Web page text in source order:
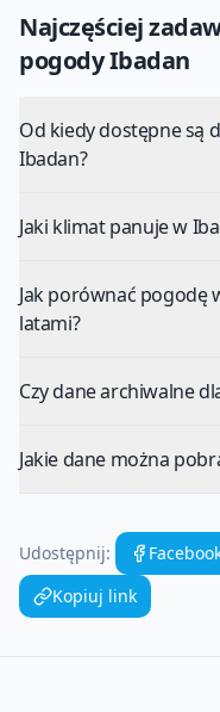
Najczęściej
pogodyIbadan
Od kiedy dostępne są
Ibadan?
Jaki klimat panuje w
Jak porównać pogodę
latami?
Czy dane archiwalne
Jakie dane można
Udostępnij:
Kopiuj link